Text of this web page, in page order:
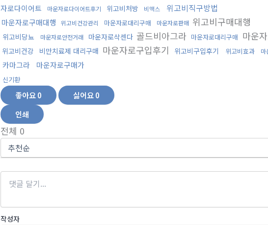
자로다이어트
마운자로다이어트후기 위고비처방 비맥스 위고비직구방법
마운자로구매대행 위고비건강관리 마운자로대리구매 마운자로판매 위고비구매대행
위고비당뇨 마운자로안전거래 마운자로삭센다 골드비아그라 마운자로대리구매 마운
위고비건강 비만치료제 대리구매 마운자로구입후기 위고비구입후기 위고비효과 마
카마그라
마운자로구매가
신기환
좋아요0 싫어요0
인쇄
전체 0
작성자